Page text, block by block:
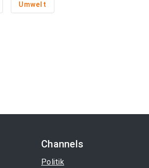
Umwelt
Channels
Politik